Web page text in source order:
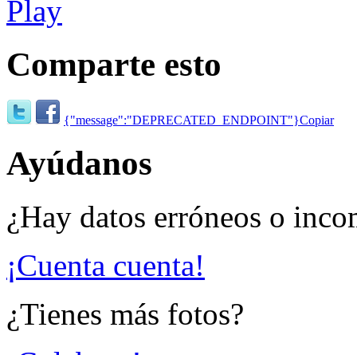
Comparte esto
{"message":"DEPRECATED_ENDPOINT"}Copiar
Ayúdanos
¿Hay datos erróneos o
¡Cuenta cuenta!
¿Tienes más fotos?